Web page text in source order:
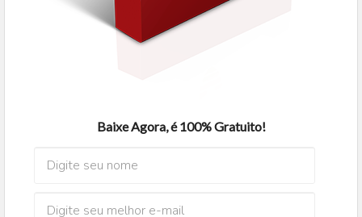
Baixe Agora, é 100% Gratuito!